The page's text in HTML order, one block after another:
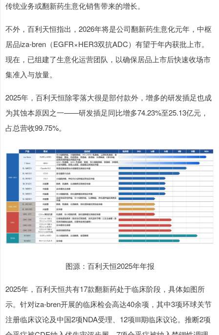
传统业务或翻新药生意化销售带来的增长。
不外，百利天恒指出，2026年将是公司翻新药生意化元年，中枢
居品iza-bren（EGFR×HER3双抗ADC）有望于年内获批上市。
现在，已组建了生意化运营团队，以确保居品上市后快速收场市
集准入与放量。
2025年，百利天恒除零落大很是部付款外，增多的研发插足也成
为其蚀本原因之一——研发插足同比增多74.23%至25.13亿元，
占总营收99.75%。
图源：百利天恒2025年年报
2025年，百利天恒共有17款翻新药处于临床阶段，具体如图所
示。针对iza-bren开展的临床检会高达40余项，其中3项环球关节
注册临床议论及中国2项NDA受理、12项III期临床议论。推断2项